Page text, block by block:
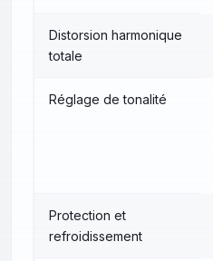
Distorsion harmonique
totale
Réglage de tonalité
Protection et
refroidissement